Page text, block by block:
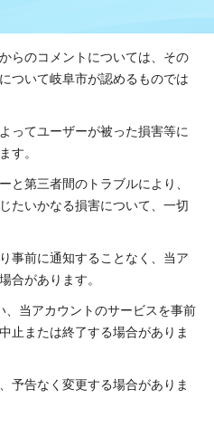
らのコメントについては、その
ついて岐阜市が認めるものでは
ってユーザーが被った損害等に
す。
と第三者間のトラブルにより、
たいかなる損害について、一切
事前に通知することなく、当ア
合があります。
、当アカウントのサービスを事前
止または終了する場合がありま
予告なく変更する場合がありま